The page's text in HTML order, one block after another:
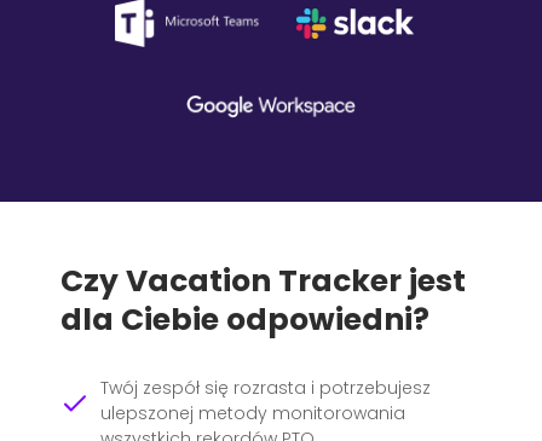
Czy Vacation Tracker jest
dla Ciebie odpowiedni?
Twój zespół się rozrasta i potrzebujesz
ulepszonej metody monitorowania